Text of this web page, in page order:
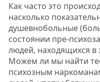
Как часто это
насколько
душевнобольные
состоянии пре-
людей, находящихся в
Можем ли мы найти
психозным